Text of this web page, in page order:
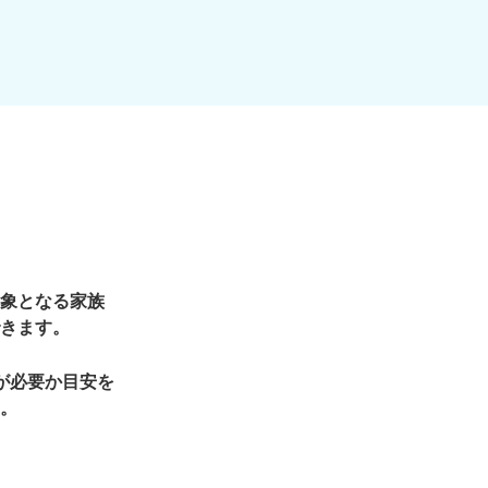
となる家族
ます。
必要か目安を